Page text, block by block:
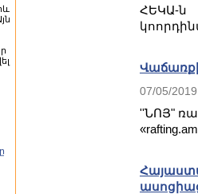
07/05/2019
''ՆՈՅ"